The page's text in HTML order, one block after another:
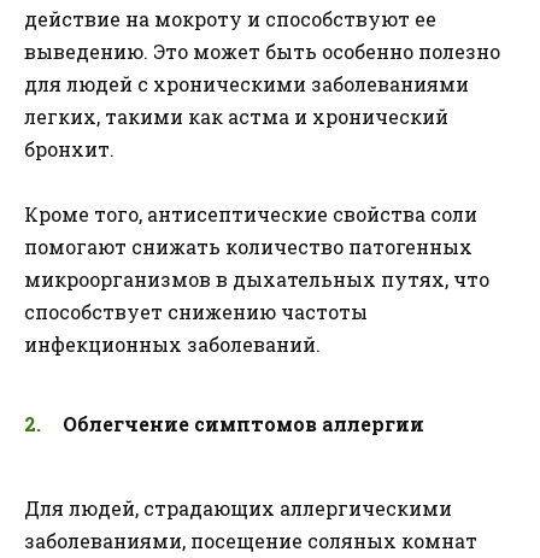
действие на мокроту и способствуют ее
выведению. Это может быть особенно полезно
для людей с хроническими заболеваниями
легких, такими как астма и хронический
бронхит.
Кроме того, антисептические свойства соли
помогают снижать количество патогенных
микроорганизмов в дыхательных путях, что
способствует снижению частоты
инфекционных заболеваний.
Облегчение симптомов аллергии
Для людей, страдающих аллергическими
заболеваниями, посещение соляных комнат